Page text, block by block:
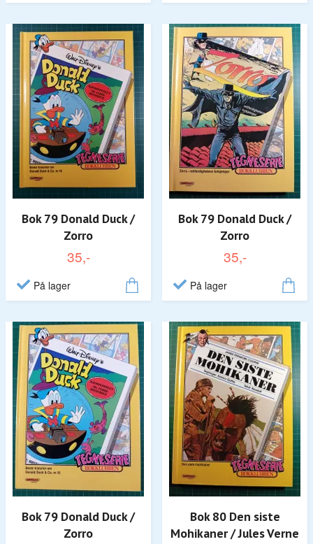
Bok 79 Donald Duck /
Zorro
35,-
På lager
Bok 79 Donald Duck /
Zorro
35,-
På lager
Bok 79 Donald Duck /
Zorro
Bok 80 Den siste
Mohikaner / Jules Verne